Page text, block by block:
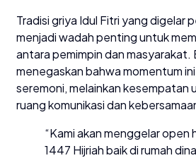
Tradisi griya Idul Fitri yang digelar
menjadi wadah penting untuk
antara pemimpin dan masyarakat.
menegaskan bahwa momentum
seremoni, melainkan kesempatan
ruang komunikasi dan
“Kami akan menggelar open
1447 Hijriah baik di rumah